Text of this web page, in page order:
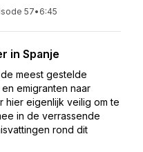
57• 6:45
in Spanje
meest gestelde
emigranten naar
hier eigenlijk veilig om te
in de verrassende
rond dit